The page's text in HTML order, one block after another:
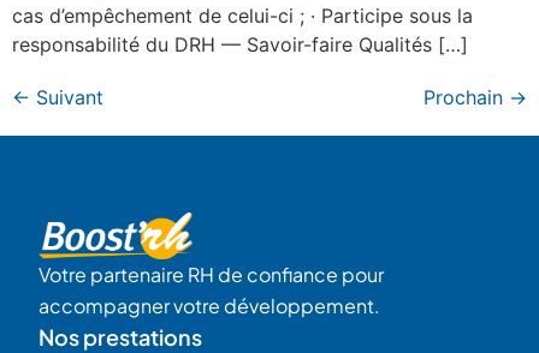
cas d’empêchement de celui-ci ; · Participe sous la
responsabilité du DRH — Savoir-faire Qualités […]
← Suivant Prochain →
Votre partenaire RH de confiance pour
accompagner votre développement.
Nos prestations